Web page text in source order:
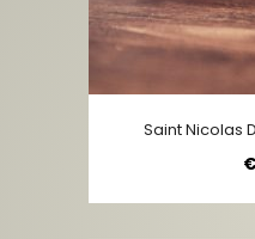
Saint Nicolas